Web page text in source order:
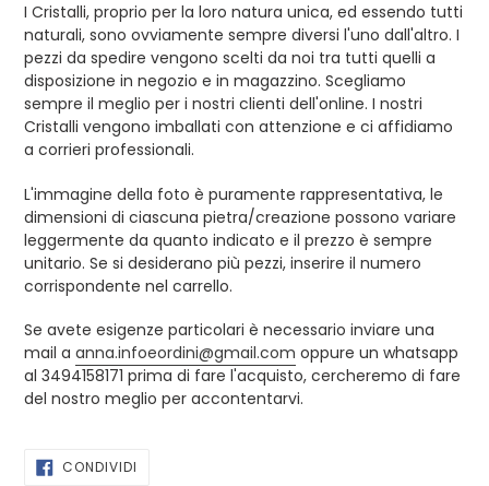
I Cristalli, proprio per la loro natura unica, ed essendo tutti
naturali, sono ovviamente sempre diversi l'uno dall'altro. I
pezzi da spedire vengono scelti da noi tra tutti quelli a
disposizione in negozio e in magazzino. Scegliamo
sempre il meglio per i nostri clienti dell'online. I nostri
Cristalli vengono imballati con attenzione e ci affidiamo
a corrieri professionali.
L'immagine della foto è puramente rappresentativa, le
dimensioni di ciascuna pietra/creazione possono variare
leggermente da quanto indicato e il prezzo è sempre
unitario. Se si desiderano più pezzi, inserire il numero
corrispondente nel carrello.
Se avete esigenze particolari è necessario inviare una
mail a anna.infoeordini@gmail.com oppure un whatsapp
al 3494158171 prima di fare l'acquisto, cercheremo di fare
del nostro meglio per accontentarvi.
CONDIVIDI